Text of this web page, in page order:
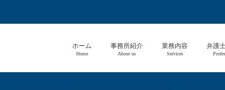
ホーム
Home
事務所紹介
About us
業務内容
Services
弁護